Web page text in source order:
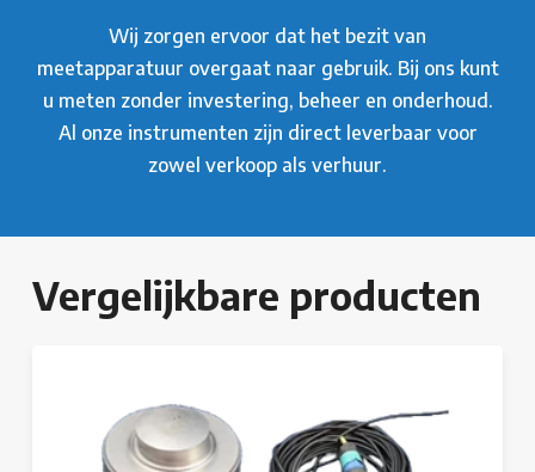
Wij zorgen ervoor dat het bezit van
meetapparatuur overgaat naar gebruik. Bij ons kunt
u meten zonder investering, beheer en onderhoud.
Al onze instrumenten zijn direct leverbaar voor
zowel verkoop als verhuur.
Vergelijkbare producten